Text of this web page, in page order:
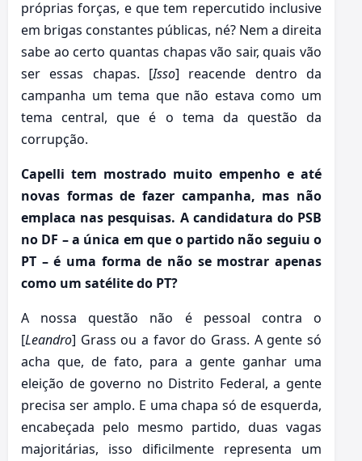
próprias forças, e que tem repercutido inclusive
em brigas constantes públicas, né? Nem a direita
sabe ao certo quantas chapas vão sair, quais vão
ser essas chapas. [Isso] reacende dentro da
campanha um tema que não estava como um
tema central, que é o tema da questão da
corrupção.
Capelli tem mostrado muito empenho e até
novas formas de fazer campanha, mas não
emplaca nas pesquisas. A candidatura do PSB
no DF – a única em que o partido não seguiu o
PT – é uma forma de não se mostrar apenas
como um satélite do PT?
A nossa questão não é pessoal contra o
[Leandro] Grass ou a favor do Grass. A gente só
acha que, de fato, para a gente ganhar uma
eleição de governo no Distrito Federal, a gente
precisa ser amplo. E uma chapa só de esquerda,
encabeçada pelo mesmo partido, duas vagas
majoritárias, isso dificilmente representa um